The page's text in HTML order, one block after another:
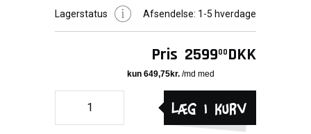
Lagerstatus Afsendelse: 1-5 hverdage
Pris 259900 DKK
Læg i kurv